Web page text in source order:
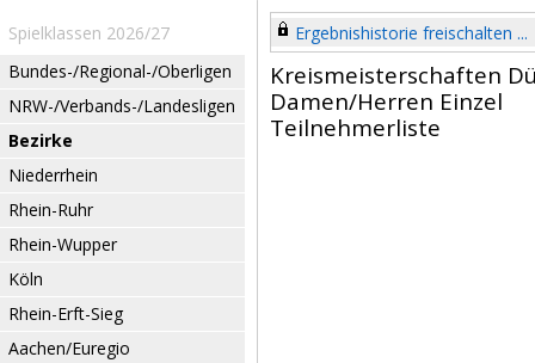
Spielklassen 2026/27
Bundes-/Regional-/Oberligen
NRW-/Verbands-/Landesligen
Bezirke
Niederrhein
Rhein-Ruhr
Rhein-Wupper
Köln
Rhein-Erft-Sieg
Aachen/Euregio
Ergebnishistorie freischalten ...
Kreismeisterschaften
Damen/Herren Einzel
Teilnehmerliste